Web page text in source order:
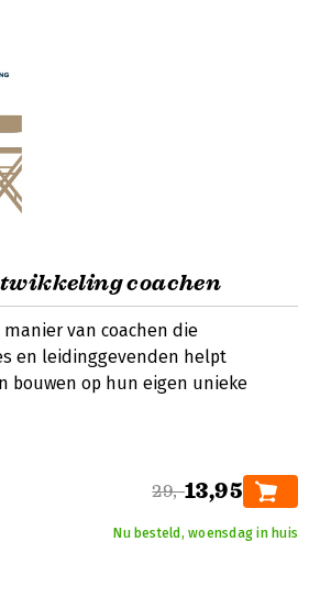
coachen
van coachen die
en leidinggevenden helpt
bouwen op hun eigen unieke
29,-13,95
Nu besteld, woensdag in huis